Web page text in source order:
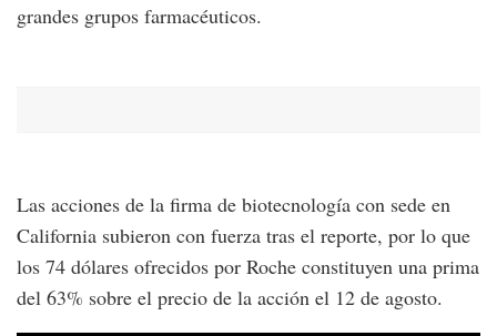
grandes grupos farmacéuticos.
Las acciones de la firma de biotecnología con sede en
California subieron con fuerza tras el reporte, por lo que
los 74 dólares ofrecidos por Roche constituyen una prima
del 63% sobre el precio de la acción el 12 de agosto.